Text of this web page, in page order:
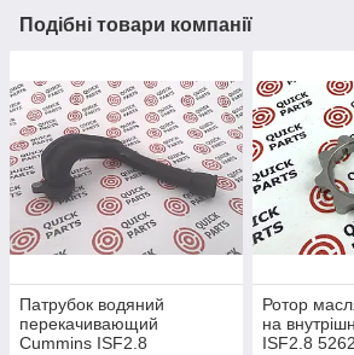
Подібні товари компанії
Патрубок водяний
перекачивающий
Cummins ISF2.8
Ротор
на
ISF2.8